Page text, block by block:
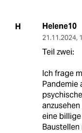
H Helene10
21.11.2024,
Teil zwei:
Ich frage
Pandemie
eine